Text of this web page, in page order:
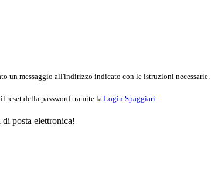
un messaggio all'indirizzo indicato con le istruzioni necessarie.
reset della password tramite la Login Spaggiari
posta elettronica!